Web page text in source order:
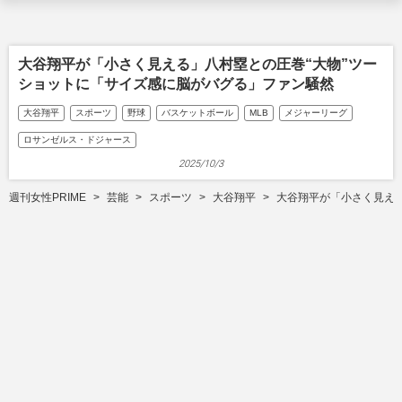
大谷翔平が「小さく見える」八村塁との圧巻“大物”ツー
ショットに「サイズ感に脳がバグる」ファン騒然
大谷翔平 スポーツ 野球 バスケットボール MLB メジャーリーグ
ロサンゼルス・ドジャース
2025/10/3
週刊女性PRIME 芸能 スポーツ 大谷翔平 大谷翔平が「小さく見え